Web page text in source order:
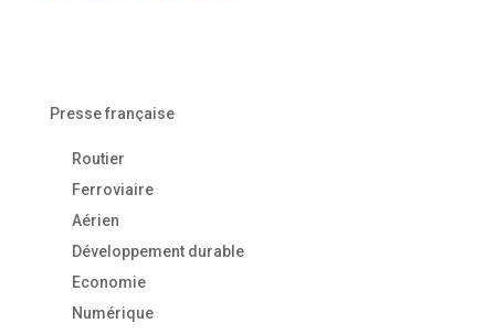
Presse française
Routier
Ferroviaire
Aérien
Développement durable
Economie
Numérique